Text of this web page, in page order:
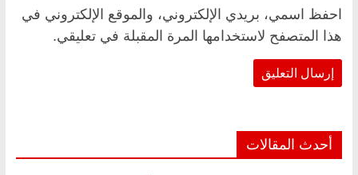
احفظ اسمي، بريدي الإلكتروني، والموقع الإلكتروني في
هذا المتصفح لاستخدامها المرة المقبلة في تعليقي.
أحدث المقالات